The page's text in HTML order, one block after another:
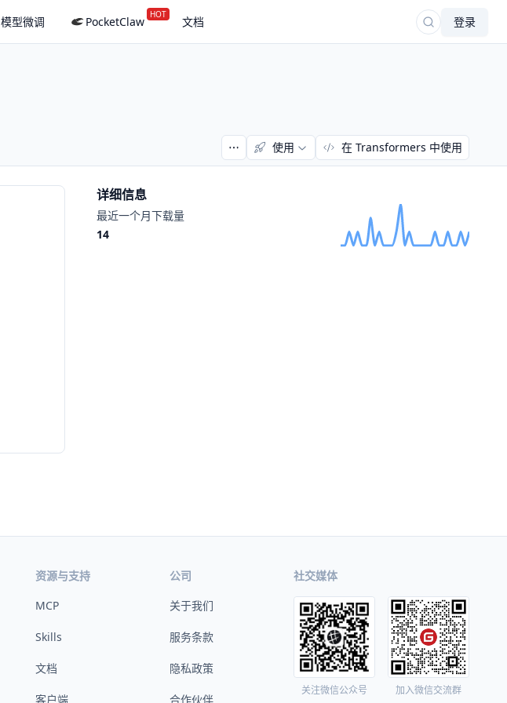
模型微调 PocketClaw HOT 文档 登录
使用 在 Transformers 中使用
详细信息
最近一个月下载量
14
资源与支持
MCP
Skills
文档
客户端
公司
关于我们
服务条款
隐私政策
合作伙伴
社交媒体
关注微信公众号 加入微信交流群